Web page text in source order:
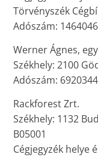
Törvényszék
Adószám:
Werner Ágnes,
Székhely: 2100
Adószám:
Rackforest Zrt.
Székhely: 1132
B05001
Cégjegyzék helye